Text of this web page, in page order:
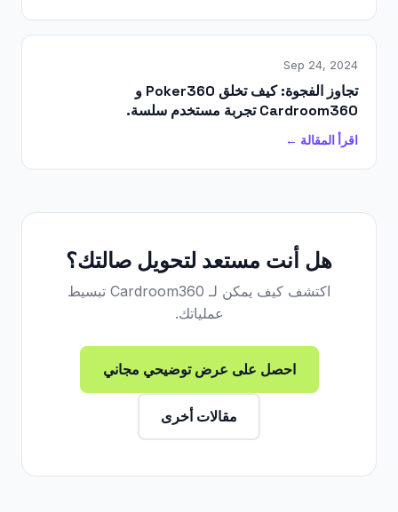
Sep 24, 2024
تجاوز الفجوة: كيف تخلق Poker360 و
Cardroom360 تجربة مستخدم سلسة.
اقرأ المقالة ←
هل أنت مستعد لتحويل صالتك؟
اكتشف كيف يمكن لـ Cardroom360 تبسيط
عملياتك.
احصل على عرض توضيحي مجاني
مقالات أخرى